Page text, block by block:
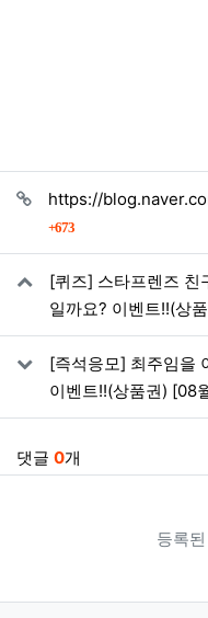
관련자료
https://
673회 연결
[퀴즈] 스타프렌즈 친
일까요? 이벤트!!(상
[즉석응모] 최주임을
이벤트!!(상품권) [08
댓글 0개
등록